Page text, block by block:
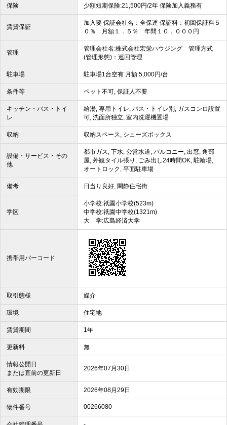
保険 少額短期保険:21,500円/2年 保険加入義務有
賃貸保証
加入要 保証会社名：全保連 保証料：初回保証料５
０％ 月額１．５％ 年間１０，０００円
管理
管理会社名:株式会社宏栄ハウジング 管理方式
(管理形態)：巡回管理
駐車場 駐車場1台空有 月額:5,000円/台
条件等 ペット不可, 保証人不要
キッチン・バス・トイ
レ
給湯, 専用トイレ, バス・トイレ別, ガスコンロ設置
可, 洗面所独立, 室内洗濯機置場
収納 収納スペース, シューズボックス
設備・サービス・その
他
都市ガス, 下水, 公営水道, バルコニー, 出窓, 角部
屋, 外観タイル張り, ごみ出し24時間OK, 駐輪場,
オートロック, 平面駐車場
備考 日当り良好, 閑静住宅街
学区
小学校:祇園小学校(523m)
中学校:祇園中学校(1321m)
大 学:広島経済大学
携帯用バーコード
取引態様 媒介
環境 住宅地
賃貸期間 1年
更新料 無
情報公開日
または直前の更新日
2026年07月30日
有効期限 2026年08月29日
物件番号 00266080